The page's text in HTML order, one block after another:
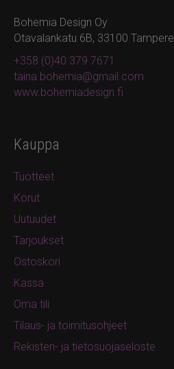
Bohemia Design Oy
Otavalankatu 6B, 33100 Tampere
+358 (0)40 379 7671
taina.bohemia@gmail.com
www.bohemiadesign.fi
Kauppa
Tuotteet
Korut
Uutuudet
Tarjoukset
Ostoskori
Kassa
Oma tili
Tilaus- ja toimitusohjeet
Rekisteri- ja tietosuojaseloste